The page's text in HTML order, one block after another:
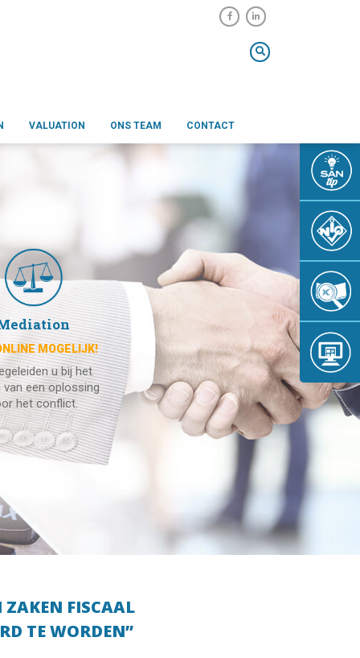
VALUATION ONS TEAM CONTACT
MOGELIJK!
u bij het
van een oplossing
het conflict.
FISCAAL
TE WORDEN’’